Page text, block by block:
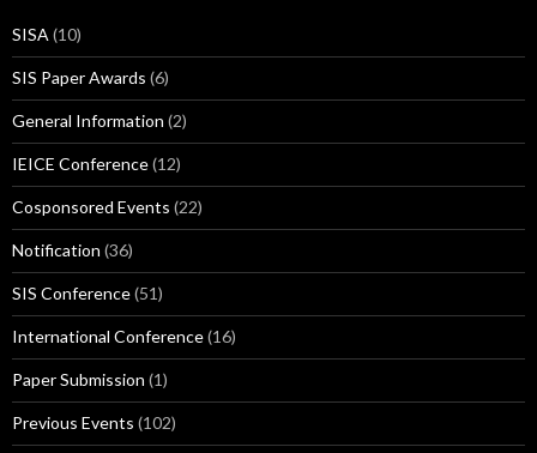
SISA (10)
SIS Paper Awards (6)
General Information (2)
IEICE Conference(12)
Cosponsored Events (22)
Notification (36)
SIS Conference(51)
International Conference(16)
Paper Submission (1)
Previous Events (102)